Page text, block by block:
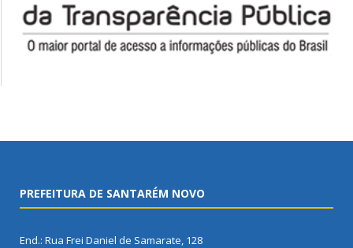
PREFEITURA DE SANTARÉM NOVO
End.: Rua Frei Daniel de Samarate, 128